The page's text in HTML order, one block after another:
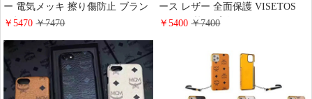
ー 電気メッキ 擦り傷防止 ブラン
ド柄 エムシーエムアイフォーン
作 全面保護 mcm風 iphone13/12/11
携帯ケース 耐衝撃 オシャレメン
ズレデイース
￥5470￥7470
ース レザー 全面保護 VISETOS
TOTE 型押し高级 MCM アイホン
￥5400￥7400